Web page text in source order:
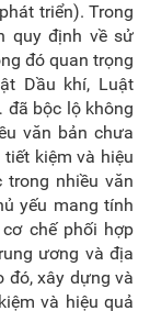
triển). Trong
quy định về sử
đó quan trọng
Dầu khí, Luật
đã bộc lộ không
văn bản chưa
kiệm và hiệu
nhiều văn
yếu mang tính
chế phối hợp
ương và địa
đó, xây dựng và
và hiệu quả